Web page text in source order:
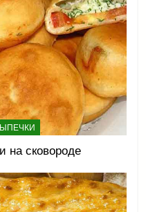
на сковороде